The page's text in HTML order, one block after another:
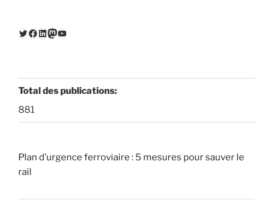
Twitter
Facebook
LinkedIn
Mastodon
YouTube
Total des publications:
881
Plan d’urgence ferroviaire : 5 mesures pour sauver le
rail